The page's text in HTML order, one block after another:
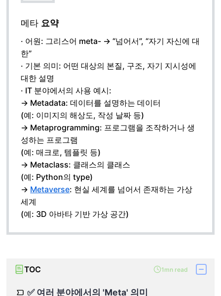
메타 요약
· 어원: 그리스어 meta- → “넘어서”, “자기 자신에 대
한”
· 기본 의미: 어떤 대상의 본질, 구조, 자기 지시성에
대한 설명
· IT 분야에서의 사용 예시:
→ Metadata: 데이터를 설명하는 데이터
(예: 이미지의 해상도, 작성 날짜 등)
→ Metaprogramming: 프로그램을 조작하거나 생
성하는 프로그램
(예: 매크로, 템플릿 등)
→ Metaclass: 클래스의 클래스
(예: Python의 type)
→ Metaverse: 현실 세계를 넘어서 존재하는 가상
세계
(예: 3D 아바타 기반 가상 공간)
TOC 1mn read
✅ 여러 분야에서의 'Meta' 의미